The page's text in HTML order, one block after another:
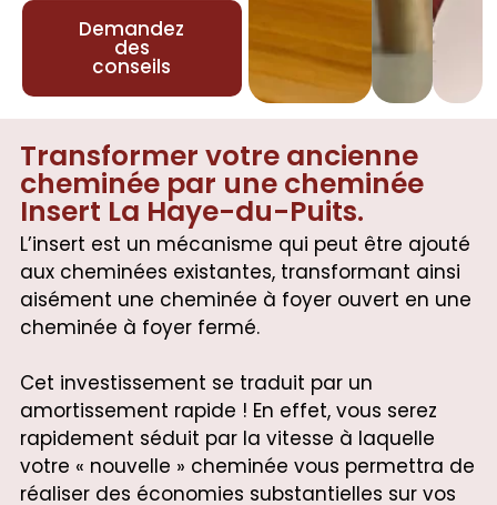
Demandez
des
conseils
Transformer votre ancienne
cheminée par une cheminée
Insert La Haye-du-Puits.
L’insert est un mécanisme qui peut être ajouté
aux cheminées existantes, transformant ainsi
aisément une cheminée à foyer ouvert en une
cheminée à foyer fermé.
Cet investissement se traduit par un
amortissement rapide ! En effet, vous serez
rapidement séduit par la vitesse à laquelle
votre « nouvelle » cheminée vous permettra de
réaliser des économies substantielles sur vos